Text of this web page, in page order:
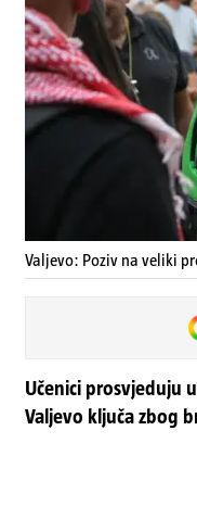
Valjevo: Poziv na veliki
Učenici prosvjeduju
Valjevo ključa zbog